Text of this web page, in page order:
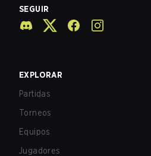
SEGUIR
EXPLORAR
Partidas
Torneos
Equipos
Jugadores